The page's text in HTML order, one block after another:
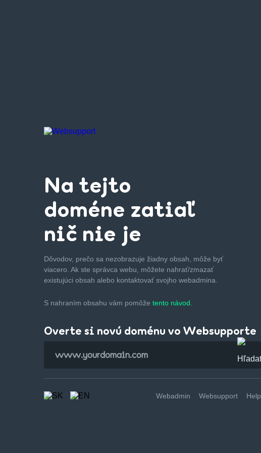
Na tejto
doméne zatiaľ
nič nie je
Dôvodov, prečo sa nezobrazuje žiadny obsah, môže byť
viacero. Ak ste správca webu, môžete nahrať/zmazať
existujúci obsah alebo kontaktovať svojho webadmina.
S nahraním obsahu vám pomôže tento návod.
Overte si novú doménu vo Websupporte
Webadmin Websupport Help